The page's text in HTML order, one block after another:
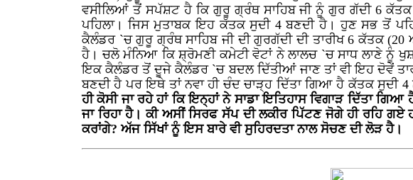
ਵਸੀਲਿਆਂ ਤੋਂ ਸਪੱਸ਼ਟ ਹੈ ਕਿ ਗੁਰੂ ਗ੍ਰੰਥ ਸਾਹਿਬ ਜੀ ਨੂੰ ਗੁਰ ਗੱਦੀ 6
ਪਹਿਲਾ। ਜਿਸ ਮੁਤਾਬਕ ਇਹ ਕੱਤਕ ਸੁਦੀ 4 ਬਣਦੀ ਹੈ। ਹੁਣ ਸਭ ਤੋਂ
ਕੈਲੰਡਰ `ਚ ਗੁਰੂ ਗ੍ਰੰਥ ਸਾਹਿਬ ਜੀ ਦੀ ਗੁਰਗੱਦੀ ਦੀ ਤਾਰੀਖ 6 ਕੱਤਕ
ਹੈ। ਚਲੋ ਮੰਨਿਆ ਕਿ ਸ਼੍ਰੋਮਣੀ ਕਮੇਟੀ ਵੋਟਾਂ ਨੇ ਲਾਲਚ `ਚ ਸਾਧ ਲਾਣੇ ਨੂੰ
ਇਕ ਕੈਲੰਡਰ ਤੋਂ ਦੂਜੇ ਕੈਲੰਡਰ `ਚ ਬਦਲ ਦਿੱਤੀਆਂ ਜਾਣ ਤਾਂ ਵੀ ਇਹ ਦੋਵੇਂ
ਬਣਦੀ ਹੈ ਪਰ ਇਥੇ ਤਾਂ ਨਵਾ ਹੀ ਚੰਦ ਚਾੜ੍ਹ ਦਿੱਤਾ ਗਿਆ ਹੈ ਕੱਤਕ
ਹੀ ਕੋਸੀ ਜਾ ਰਹੇ ਹਾਂ ਕਿ ਇਨ੍ਹਾਂ ਨੇ ਸਾਡਾ ਇਤਿਹਾਸ ਵਿਗਾੜ ਦਿੱਤਾ
ਜਾ ਰਿਹਾ ਹੈ। ਕੀ ਅਸੀਂ ਸਿਰਫ ਸੱਪ ਦੀ ਲਕੀਰ ਪਿੱਟਣ ਜੋਗੇ ਹੀ ਰਹਿ
ਕਰਾਂਗੇ? ਅੱਜ ਸਿੱਖਾਂ ਨੂੰ ਇਸ ਬਾਰੇ ਵੀ ਸੁਹਿਰਦਤਾ ਨਾਲ ਸੋਚਣ ਦੀ ਲੋੜ ਹੈ।